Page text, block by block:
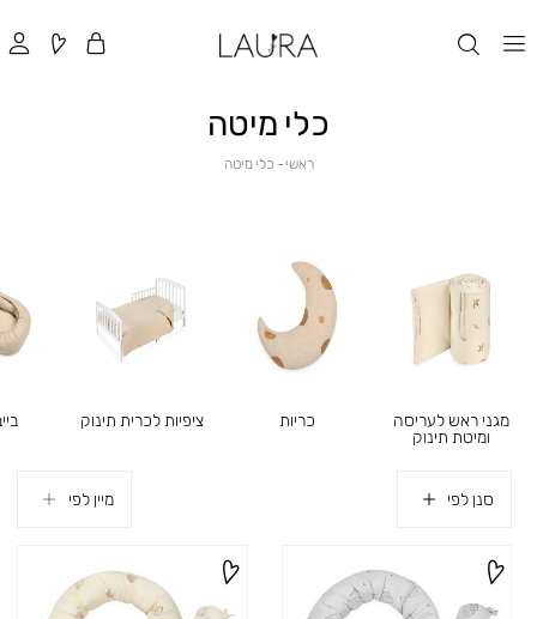
כלי מיטה
ראשי ראשי
כלי מיטה
ציפיות לכרית תינוק כריות
מגני ראש לעריסה
ומיטת תינוק
סנן לפי